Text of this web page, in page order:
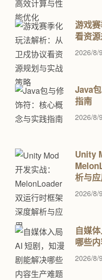
游戏
看资
2026/8/
Java
指南
2026/8/
Unity
析与
2026/8/
自媒
哪些
2026/8/